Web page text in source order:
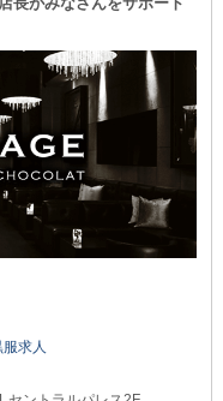
が可能です◎
ています。
は
ありません。
ります◎
と考えています！
ら
で
す！
出世が叶うところ！
求人